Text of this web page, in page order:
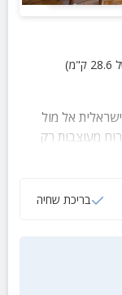
אל מול
מעוצבות רק
ומשפחות.
בריכת שחיה